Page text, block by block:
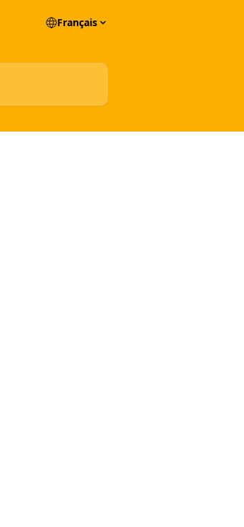
Français